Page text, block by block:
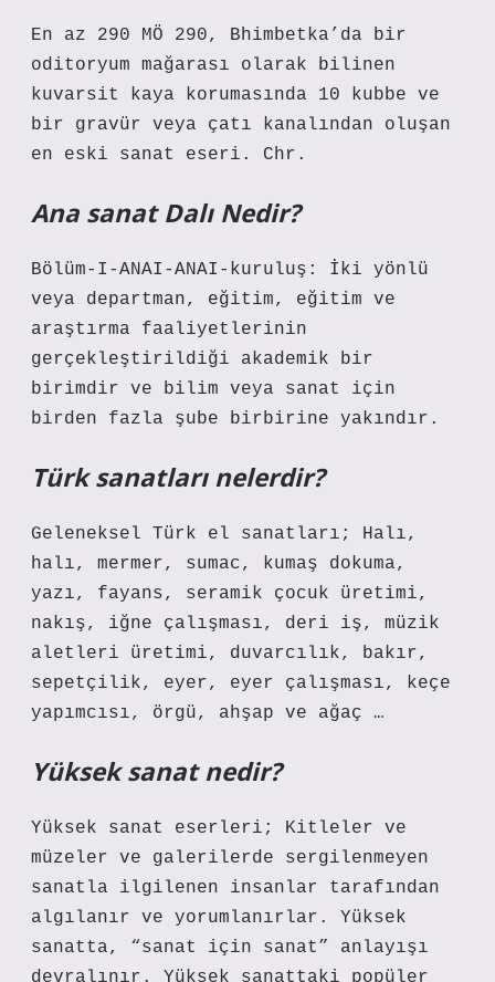
En az 290 MÖ 290, Bhimbetka’da bir
oditoryum mağarası olarak bilinen
kuvarsit kaya korumasında 10 kubbe ve
bir gravür veya çatı kanalından oluşan
en eski sanat eseri. Chr.
Ana sanat Dalı Nedir?
Bölüm-I-ANAI-ANAI-kuruluş: İki yönlü
veya departman, eğitim, eğitim ve
araştırma faaliyetlerinin
gerçekleştirildiği akademik bir
birimdir ve bilim veya sanat için
birden fazla şube birbirine yakındır.
Türk sanatları nelerdir?
Geleneksel Türk el sanatları; Halı,
halı, mermer, sumac, kumaş dokuma,
yazı, fayans, seramik çocuk üretimi,
nakış, iğne çalışması, deri iş, müzik
aletleri üretimi, duvarcılık, bakır,
sepetçilik, eyer, eyer çalışması, keçe
yapımcısı, örgü, ahşap ve ağaç …
Yüksek sanat nedir?
Yüksek sanat eserleri; Kitleler ve
müzeler ve galerilerde sergilenmeyen
sanatla ilgilenen insanlar tarafından
algılanır ve yorumlanırlar. Yüksek
sanatta, “sanat için sanat” anlayışı
devralınır. Yüksek sanattaki popüler